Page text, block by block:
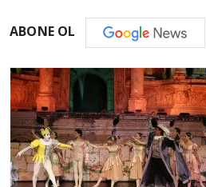
ABONE OL